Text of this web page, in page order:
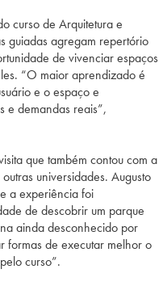
curso de Arquitetura e
guiadas agregam repertório
de vivenciar espaços
“O maior aprendizado é
e o espaço e
e demandas reais”,
que também contou com a
universidades. Augusto
a experiência foi
de descobrir um parque
ainda desconhecido por
formas de executar melhor o
curso”.